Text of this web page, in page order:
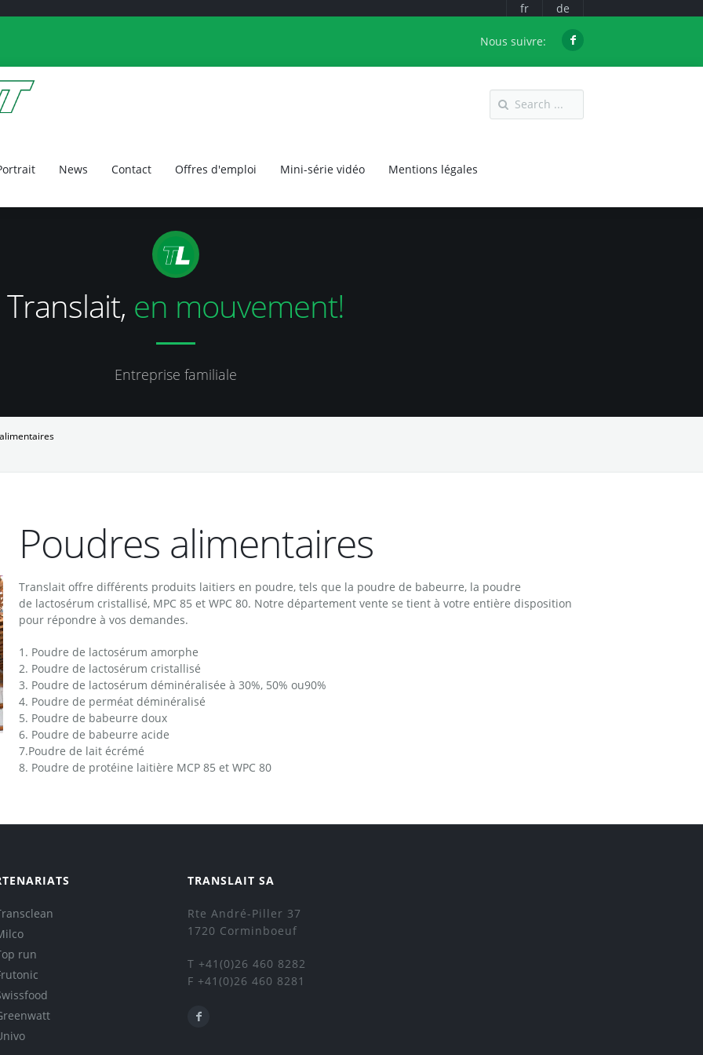
fr de
Nous suivre:
News Contact Offres d'emploi Mini-série vidéo Mentions légales
Translait, en mouvement!
Entreprise familiale
Poudres alimentaires
Translait offre différents produits laitiers en poudre, tels que la poudre de babeurre, la poudre
de lactosérum cristallisé, MPC 85 et WPC 80. Notre département vente se tient à votre entière disposition
pour répondre à vos demandes.
1. Poudre de lactosérum amorphe
2. Poudre de lactosérum cristallisé
3. Poudre de lactosérum déminéralisée à 30%, 50% ou90%
4. Poudre de perméat déminéralisé
5. Poudre de babeurre doux
6. Poudre de babeurre acide
7.Poudre de lait écrémé
8. Poudre de protéine laitière MCP 85 et WPC 80
run
TRANSLAIT SA
Rte André-Piller 37
1720 Corminboeuf
T +41(0)26 460 8282
F +41(0)26 460 8281